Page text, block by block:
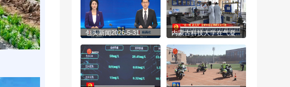
包头新闻2026-5-31 内蒙古科技大学在气凝胶材料领域取得重大原创性突破